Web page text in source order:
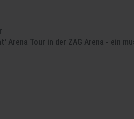
Arena Tour in der ZAG Arena - ein